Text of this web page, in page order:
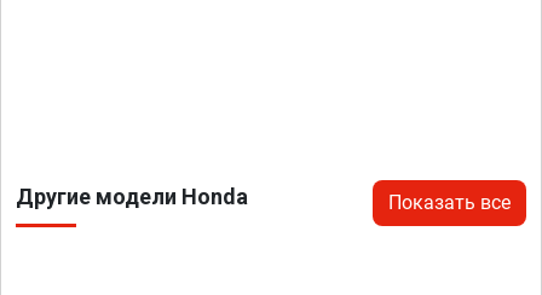
Другие модели Honda Показать все